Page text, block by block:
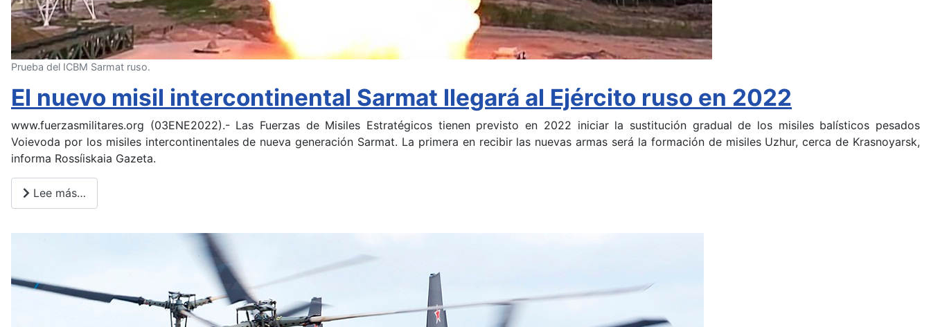
Prueba del ICBM Sarmat ruso.
El nuevo misil intercontinental Sarmat llegará al Ejército ruso en 2022
www.fuerzasmilitares.org (03ENE2022).- Las Fuerzas de Misiles Estratégicos tienen previsto en 2022 iniciar la sustitución gradual de los misiles balísticos pesados
Voievoda por los misiles intercontinentales de nueva generación Sarmat. La primera en recibir las nuevas armas será la formación de misiles Uzhur, cerca de Krasnoyarsk,
informa Rossíiskaia Gazeta.
Lee más…